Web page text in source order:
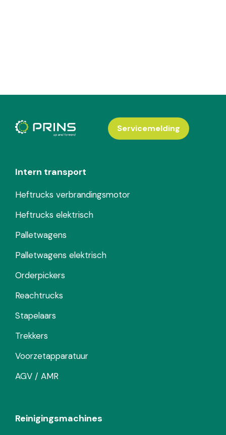
Intern transport
Heftrucks verbrandingsmotor
Heftrucks elektrisch
Palletwagens
Palletwagens elektrisch
Orderpickers
Reachtrucks
Stapelaars
Trekkers
Voorzetapparatuur
AGV / AMR
Reinigingsmachines
Servicemelding